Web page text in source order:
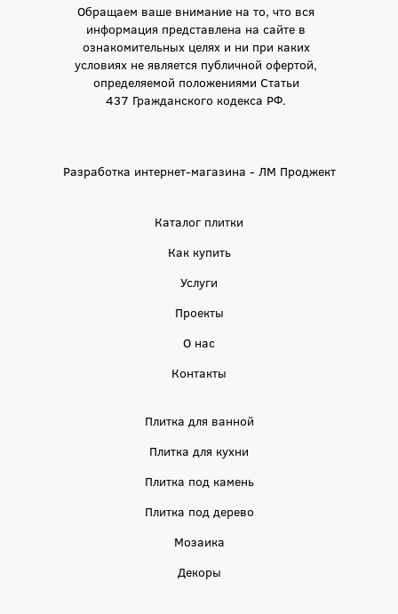
Обращаем ваше внимание на то, что вся
информация представлена на сайте в
ознакомительных целях и ни при каких
условиях не является публичной офертой,
определяемой положениями Статьи
437 Гражданского кодекса РФ.
Разработка интернет-магазина - ЛМ Проджект
Каталог плитки
Как купить
Услуги
Проекты
О нас
Контакты
Плитка для ванной
Плитка для кухни
Плитка под камень
Плитка под дерево
Мозаика
Декоры